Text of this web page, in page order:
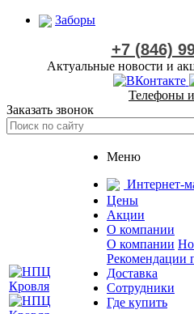
Заборы
+7 (846)
Актуальные новости и
Телефоны и
Заказать звонок
Меню
Интернет-
Цены
Акции
О компании
О компании
Рекомендации
Доставка
Сотрудники
Где купить